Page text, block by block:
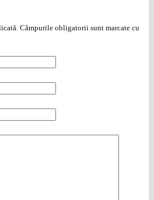
Câmpurile obligatorii sunt marcate cu